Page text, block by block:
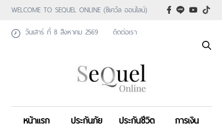
WELCOME TO SEQUEL ONLINE (ซีเคว้ล ออนไลน์)
วันเสาร์ ที่ 8 สิงหาคม 2569
ติดต่อเรา
หน้าแรก ประกันภัย ประกันชีวิต
การเงิน